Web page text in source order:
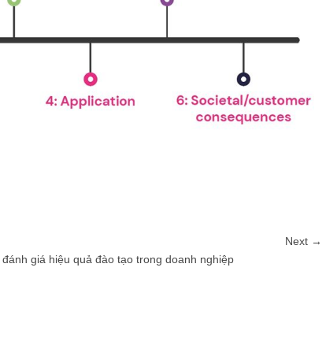
Next →
giá hiệu quả đào tạo trong doanh nghiệp